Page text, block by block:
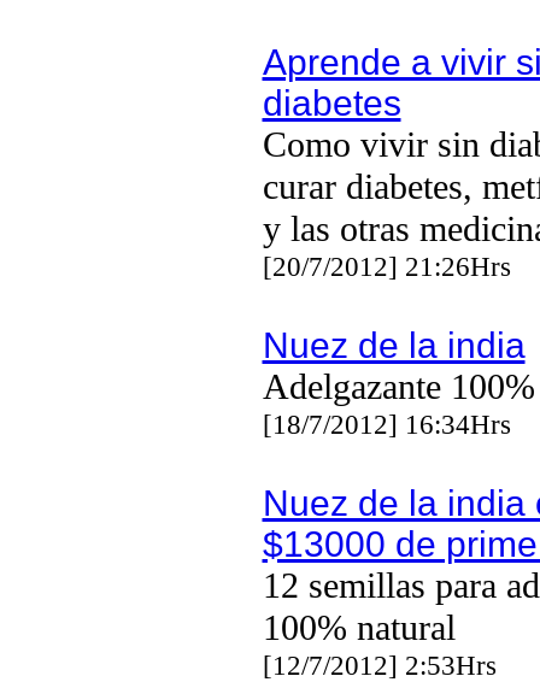
Aprende a vivir
diabetes
Como vivir sin
curar diabetes,
y las otras
[20/7/2012] 21:26Hrs
Nuez de la india
Adelgazante
[18/7/2012] 16:34Hrs
Nuez de la india
$13000 de
12 semillas para
100% natural
[12/7/2012] 2:53Hrs